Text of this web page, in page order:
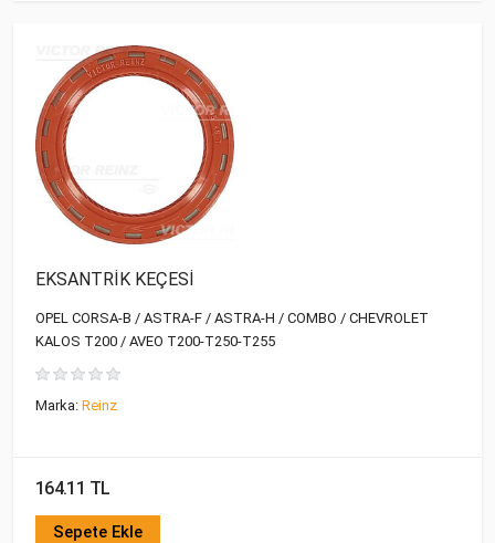
EKSANTRİK KEÇESİ
OPEL CORSA-B / ASTRA-F / ASTRA-H / COMBO / CHEVROLET
KALOS T200 / AVEO T200-T250-T255
Marka: Reinz
164.11 TL
Sepete Ekle